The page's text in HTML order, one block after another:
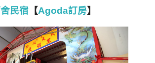
民宿 【Agoda訂房】